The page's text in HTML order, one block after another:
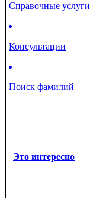
Справочные услуги
Консультации
Поиск фамилий
Это интересно